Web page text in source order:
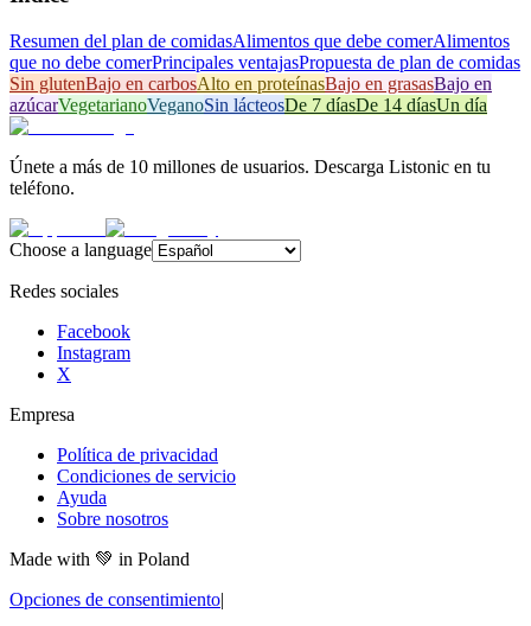
Resumen del plan de comidasAlimentos que debe comerAlimentos
que no debe comerPrincipales ventajasPropuesta de plan de comidas
Sin glutenBajo en carbosAlto en proteínasBajo en grasasBajo en
azúcarVegetarianoVeganoSin lácteosDe 7 díasDe 14 díasUn día
Únete a más de 10 millones de usuarios. Descarga Listonic en tu
teléfono.
Choose a language
Redes sociales
Facebook
Instagram
X
Empresa
Política de privacidad
Condiciones de servicio
Ayuda
Sobre nosotros
Made with 💚 in Poland
Opciones de consentimiento|